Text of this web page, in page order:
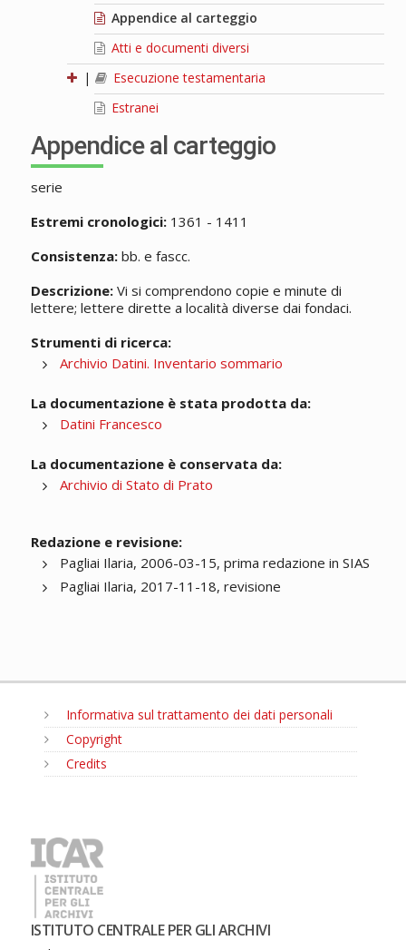
Appendice al carteggio
Atti e documenti diversi
|
Esecuzione testamentaria
Estranei
Appendice al carteggio
serie
Estremi cronologici:1361 - 1411
Consistenza:bb. e fascc.
Descrizione:Vi si comprendono copie e minute di
lettere; lettere dirette a località diverse dai fondaci.
Strumenti di ricerca:
Archivio Datini. Inventario sommario
La documentazione è stata prodotta da:
Datini Francesco
La documentazione è conservata da:
Archivio di Stato di Prato
Redazione e revisione:
Pagliai Ilaria, 2006-03-15, prima redazione in SIAS
Pagliai Ilaria, 2017-11-18, revisione
Informativa sul trattamento dei dati personali
Copyright
Credits
ISTITUTO CENTRALE PER GLI ARCHIVI